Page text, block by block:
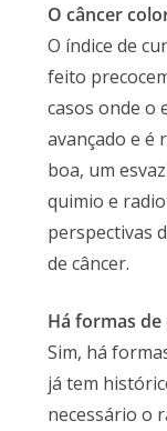
O câncer
O índice de
feito
casos onde o
avançado e é
boa, um
quimio e
perspectivas
de câncer.
Há formas
Sim, há
já tem
necessário o